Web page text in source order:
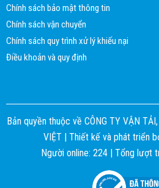
Chính sách bảo mật thông tin
Chính sách vận chuyển
Chính sách quy trình xử lý khiếu nại
Điều khoản và quy định
Bản quyền thuộc về CÔNG TY VẬN
VIỆT | Thiết kế và phát triển
Người online: 224 | Tổng lượt